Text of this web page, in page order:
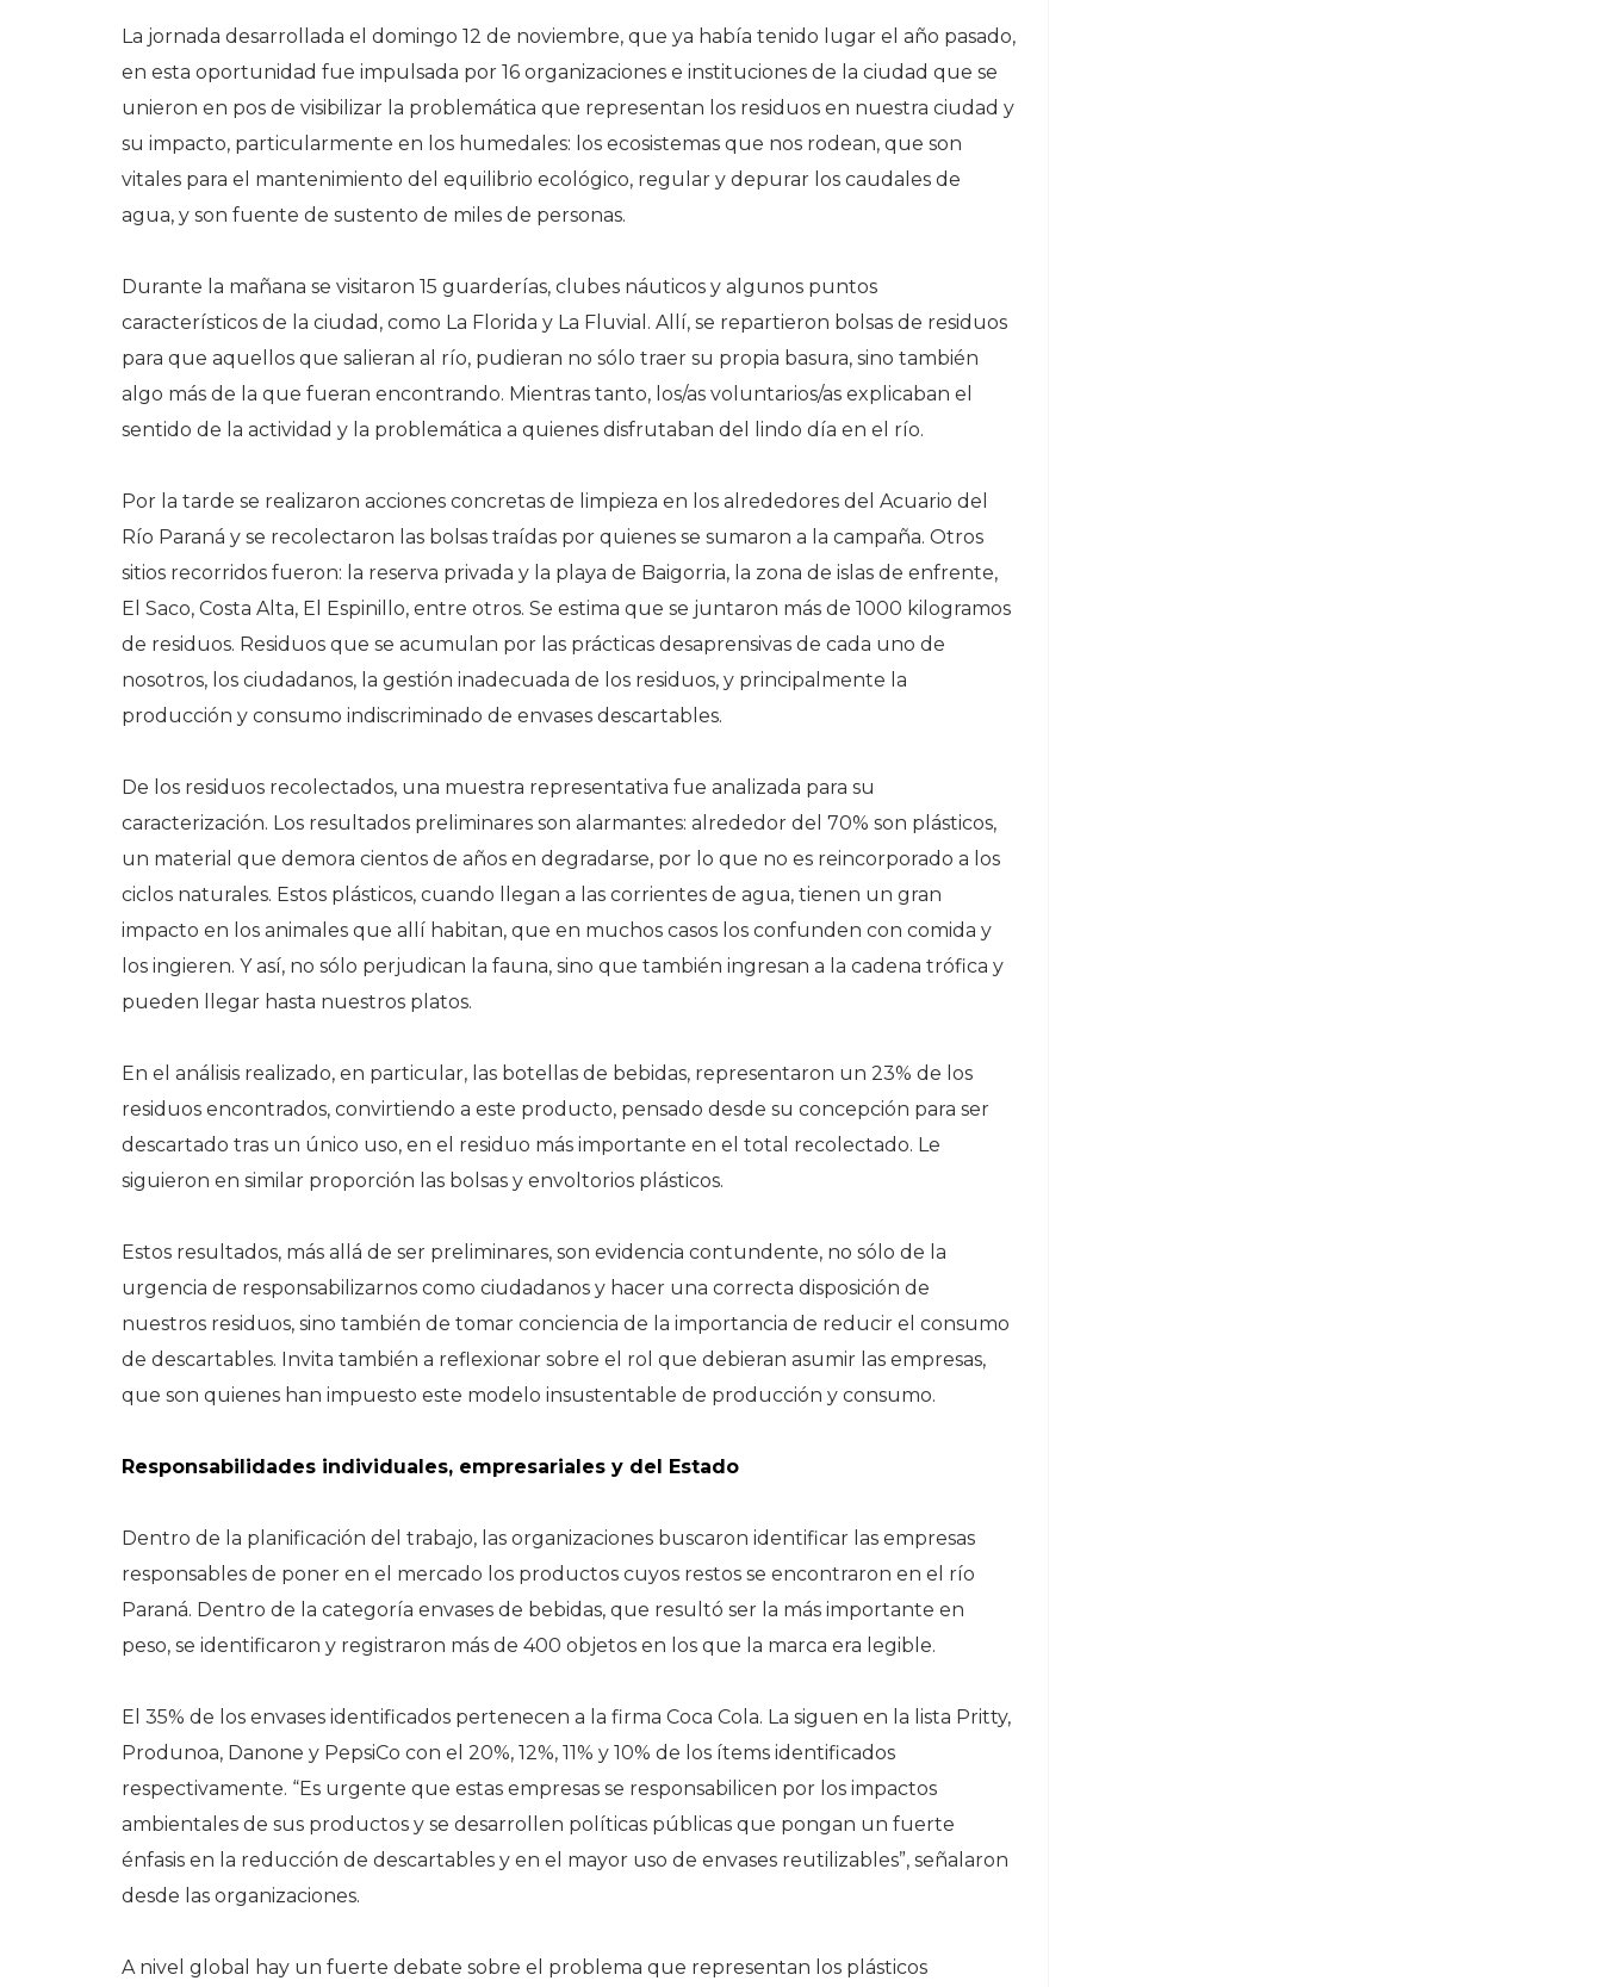
La jornada desarrollada el domingo 12 de noviembre, que ya había tenido lugar el año pasado,
en esta oportunidad fue impulsada por 16 organizaciones e instituciones de la ciudad que se
unieron en pos de visibilizar la problemática que representan los residuos en nuestra ciudad y
su impacto, particularmente en los humedales: los ecosistemas que nos rodean, que son
vitales para el mantenimiento del equilibrio ecológico, regular y depurar los caudales de
agua, y son fuente de sustento de miles de personas.
Durante la mañana se visitaron 15 guarderías, clubes náuticos y algunos puntos
característicos de la ciudad, como La Florida y La Fluvial. Allí, se repartieron bolsas de residuos
para que aquellos que salieran al río, pudieran no sólo traer su propia basura, sino también
algo más de la que fueran encontrando. Mientras tanto, los/as voluntarios/as explicaban el
sentido de la actividad y la problemática a quienes disfrutaban del lindo día en el río.
Por la tarde se realizaron acciones concretas de limpieza en los alrededores del Acuario del
Río Paraná y se recolectaron las bolsas traídas por quienes se sumaron a la campaña. Otros
sitios recorridos fueron: la reserva privada y la playa de Baigorria, la zona de islas de enfrente,
El Saco, Costa Alta, El Espinillo, entre otros. Se estima que se juntaron más de 1000 kilogramos
de residuos. Residuos que se acumulan por las prácticas desaprensivas de cada uno de
nosotros, los ciudadanos, la gestión inadecuada de los residuos, y principalmente la
producción y consumo indiscriminado de envases descartables.
De los residuos recolectados, una muestra representativa fue analizada para su
caracterización. Los resultados preliminares son alarmantes: alrededor del 70% son plásticos,
un material que demora cientos de años en degradarse, por lo que no es reincorporado a los
ciclos naturales. Estos plásticos, cuando llegan a las corrientes de agua, tienen un gran
impacto en los animales que allí habitan, que en muchos casos los confunden con comida y
los ingieren. Y así, no sólo perjudican la fauna, sino que también ingresan a la cadena trófica y
pueden llegar hasta nuestros platos.
En el análisis realizado, en particular, las botellas de bebidas, representaron un 23% de los
residuos encontrados, convirtiendo a este producto, pensado desde su concepción para ser
descartado tras un único uso, en el residuo más importante en el total recolectado. Le
siguieron en similar proporción las bolsas y envoltorios plásticos.
Estos resultados, más allá de ser preliminares, son evidencia contundente, no sólo de la
urgencia de responsabilizarnos como ciudadanos y hacer una correcta disposición de
nuestros residuos, sino también de tomar conciencia de la importancia de reducir el consumo
de descartables. Invita también a reflexionar sobre el rol que debieran asumir las empresas,
que son quienes han impuesto este modelo insustentable de producción y consumo.
Responsabilidades individuales, empresariales y del Estado
Dentro de la planificación del trabajo, las organizaciones buscaron identificar las empresas
responsables de poner en el mercado los productos cuyos restos se encontraron en el río
Paraná. Dentro de la categoría envases de bebidas, que resultó ser la más importante en
peso, se identificaron y registraron más de 400 objetos en los que la marca era legible.
El 35% de los envases identificados pertenecen a la firma Coca Cola. La siguen en la lista Pritty,
Produnoa, Danone y PepsiCo con el 20%, 12%, 11% y 10% de los ítems identificados
respectivamente. “Es urgente que estas empresas se responsabilicen por los impactos
ambientales de sus productos y se desarrollen políticas públicas que pongan un fuerte
énfasis en la reducción de descartables y en el mayor uso de envases reutilizables”, señalaron
desde las organizaciones.
A nivel global hay un fuerte debate sobre el problema que representan los plásticos